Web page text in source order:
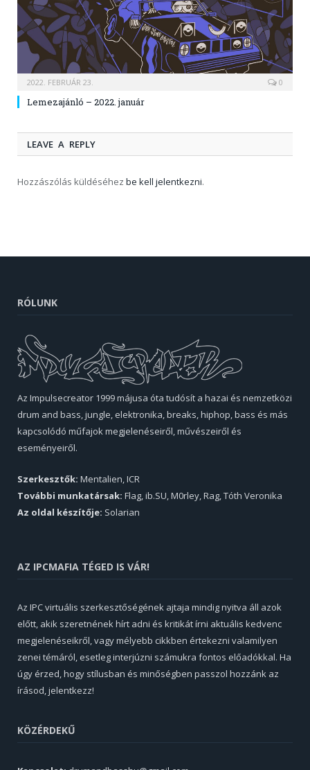
2022. FEBRUÁR 23. 0
Lemezajánló – 2022. január
LEAVE A REPLY
Hozzászólás küldéséhez be kell jelentkezni.
RÓLUNK
Az Impulsecreator 1999 májusa óta tudósít a hazai és nemzetközi
drum and bass, jungle, elektronika, breaks, hiphop, bass és más
kapcsolódó műfajok megjelenéseiről, művészeiről és
eseményeiről.
Szerkesztők: Mentalien, ICR
További munkatársak: Flag, ib.SU, M0rley, Rag, Tóth Veronika
Az oldal készítője: Solarian
AZ IPCMAFIA TÉGED IS VÁR!
Az IPC virtuális szerkesztőségének ajtaja mindig nyitva áll azok
előtt, akik szeretnének hírt adni és kritikát írni aktuális kedvenc
megjelenéseikről, vagy mélyebb cikkben értekezni valamilyen
zenei témáról, esetleg interjúzni számukra fontos előadókkal. Ha
úgy érzed, hogy stílusban és minőségben passzol hozzánk az
írásod, jelentkezz!
KÖZÉRDEKŰ